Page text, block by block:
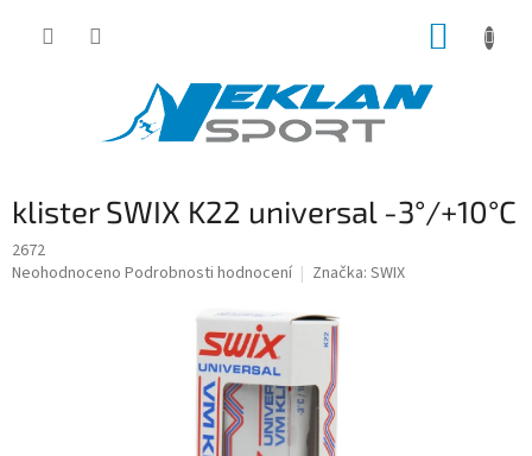
klister SWIX K22 universal -3°/+10°C
2672
Průměrné
Neohodnoceno Podrobnosti hodnocení Značka: SWIX